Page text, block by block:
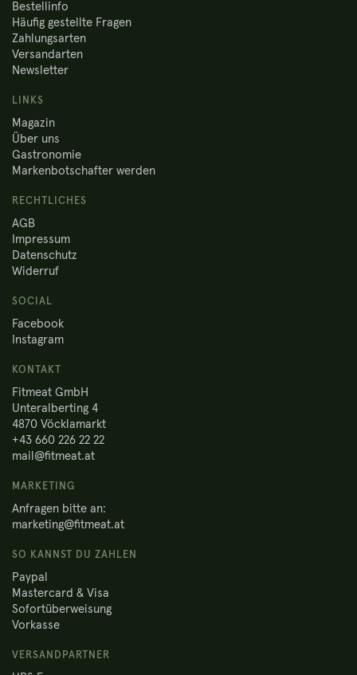
Bestellinfo
Häufig gestellte Fragen
Zahlungsarten
Versandarten
Newsletter
LINKS
Magazin
Über uns
Gastronomie
Markenbotschafter werden
RECHTLICHES
AGB
Impressum
Datenschutz
Widerruf
SOCIAL
Facebook
Instagram
KONTAKT
Fitmeat GmbH
Unteralberting 4
4870 Vöcklamarkt
+43 660 226 22 22
mail@fitmeat.at
MARKETING
Anfragen bitte an:
marketing@fitmeat.at
SO KANNST DU ZAHLEN
Paypal
Mastercard & Visa
Sofortüberweisung
Vorkasse
VERSANDPARTNER